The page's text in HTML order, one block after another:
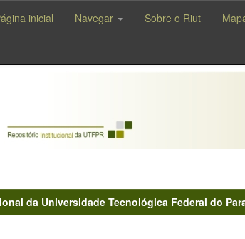
inicial Navegar Sobre o Riut
da Universidade Tecnológica Federal do